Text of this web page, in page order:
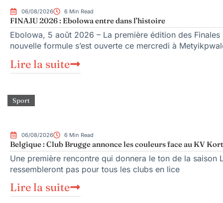
06/08/2026 6 Min Read
FINAJU 2026 : Ebolowa entre dans l’histoire
Ebolowa, 5 août 2026 – La première édition des
nouvelle formule s’est ouverte ce mercredi à
Lire la suite
Sport
06/08/2026 6 Min Read
Belgique : Club Brugge annonce les couleurs face au KV
Une première rencontre qui donnera le ton de la saison
ressembleront pas pour tous les clubs en lice
Lire la suite